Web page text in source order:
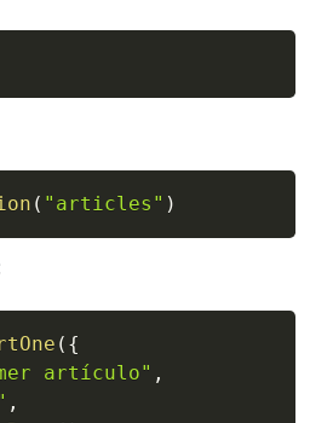
( "articles" )
( {
artículo" ,
,